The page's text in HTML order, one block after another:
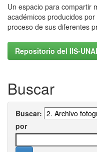
Un espacio para compartir
académicos producidos
proceso de sus diferentes
Repositorio del IIS-
Buscar
Buscar:
por